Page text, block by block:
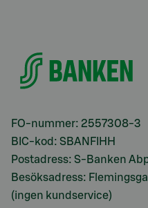
FO-nummer: 2557308-3
BIC-kod: SBANFIHH
Postadress: S-Banken
Besöksadress:
(ingen kundservice)